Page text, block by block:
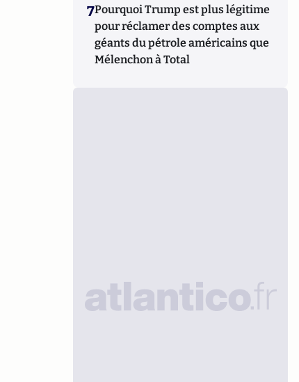
7Pourquoi Trump est plus légitime
pour réclamer des comptes aux
géants du pétrole américains que
Mélenchon à Total